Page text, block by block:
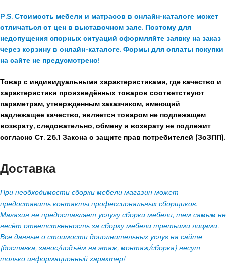
P.S. Стоимость мебели и матрасов в онлайн-каталоге может
отличаться от цен в выставочном зале. Поэтому для
недопущения спорных ситуаций оформляйте заявку на заказ
через корзину в онлайн-каталоге. Формы для оплаты покупки
на сайте не предусмотрено!
Товар с индивидуальными характеристиками, где качество и
характеристики произведённых товаров соответствуют
параметрам, утвержденным заказчиком, имеющий
надлежащее качество, является товаром не подлежащем
возврату, следовательно, обмену и возврату не подлежит
согласно Ст. 26.1 Закона о защите прав потребителей (ЗоЗПП).
Доставка
При необходимости сборки мебели магазин может
предоставить контакты профессиональных сборщиков.
Магазин не предоставляет услугу сборки мебели, тем самым не
несёт ответственность за сборку мебели третьими лицами.
Все данные о стоимости дополнительных услуг на сайте
(доставка, занос/подъём на этаж, монтаж/сборка) несут
только информационный характер!